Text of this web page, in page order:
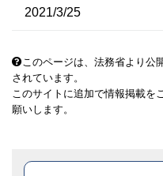
2021/3/25
このページは、法務省より公
されています。
このサイトに追加で情報掲載を
願いします。